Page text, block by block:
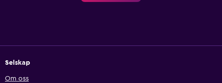
Selskap
Om oss